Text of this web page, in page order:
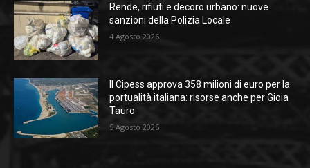
Rende, rifiuti e decoro urbano: nuove
sanzioni della Polizia Locale
4 Agosto 2026
Il Cipess approva 358 milioni di euro per la
portualità italiana: risorse anche per Gioia
Tauro
5 Agosto 2026